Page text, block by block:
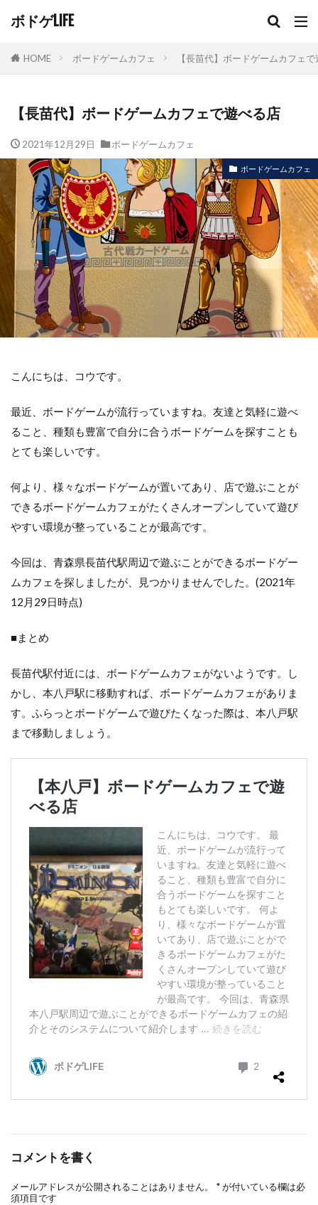
ボドゲLIFE
HOME ボードゲームカフェ 【長苗代】ボードゲームカフェ
【長苗代】ボードゲームカフェで遊べる店
2021年12月29日 ボードゲームカフェ
ボードゲームカフェ
こんにちは、コウです。
最近、ボードゲームが流行っていますね。友達と気軽に遊べ
ること、種類も豊富で自分に合うボードゲームを探すことも
とても楽しいです。
何より、様々なボードゲームが置いてあり、店で遊ぶことが
できるボードゲームカフェがたくさんオープンしていて遊び
やすい環境が整っていることが最高です。
今回は、青森県長苗代駅周辺で遊ぶことができるボードゲー
ムカフェを探しましたが、見つかりませんでした。(2021年
12月29日時点)
■まとめ
長苗代駅付近には、ボードゲームカフェがないようです。し
かし、本八戸駅に移動すれば、ボードゲームカフェがありま
す。ふらっとボードゲームで遊びたくなった際は、本八戸駅
まで移動しましょう。
コメントを書く
メールアドレスが公開されることはありません。 *が付いている欄は必
須項目です